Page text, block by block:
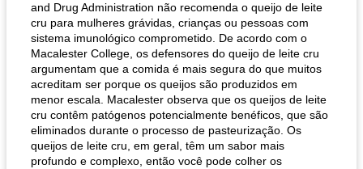
and Drug Administration não recomenda o queijo de leite
cru para mulheres grávidas, crianças ou pessoas com
sistema imunológico comprometido. De acordo com o
Macalester College, os defensores do queijo de leite cru
argumentam que a comida é mais segura do que muitos
acreditam ser porque os queijos são produzidos em
menor escala. Macalester observa que os queijos de leite
cru contêm patógenos potencialmente benéficos, que são
eliminados durante o processo de pasteurização. Os
queijos de leite cru, em geral, têm um sabor mais
profundo e complexo, então você pode colher os